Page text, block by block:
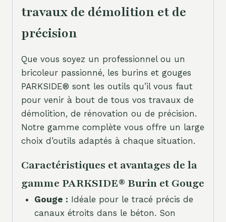
travaux de démolition et de
précision
Que vous soyez un professionnel ou un
bricoleur passionné, les burins et gouges
PARKSIDE® sont les outils qu’il vous faut
pour venir à bout de tous vos travaux de
démolition, de rénovation ou de précision.
Notre gamme complète vous offre un large
choix d’outils adaptés à chaque situation.
Caractéristiques et avantages de la
gamme PARKSIDE® Burin et Gouge
Gouge : Idéale pour le tracé précis de
canaux étroits dans le béton. Son